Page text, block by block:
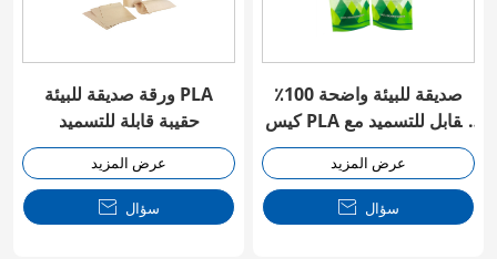
ورقة صديقة للبيئة PLA
حقيبة قابلة للتسميد
عرض المزيد
 سؤال
صديقة للبيئة واضحة 100٪
كيس PLA القابل للتسميد مع
السحاب
عرض المزيد
 سؤال